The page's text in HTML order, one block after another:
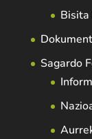
Sagardo